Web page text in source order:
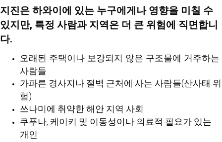
지진은 하와이에 있는 누구에게나 영향을 미칠 수
있지만, 특정 사람과 지역은 더 큰 위험에 직면합니
다.
오래된 주택이나 보강되지 않은 구조물에 거주하는
사람들
가파른 경사지나 절벽 근처에 사는 사람들(산사태 위
험)
쓰나미에 취약한 해안 지역 사회
쿠푸나, 케이키 및 이동성이나 의료적 필요가 있는
개인